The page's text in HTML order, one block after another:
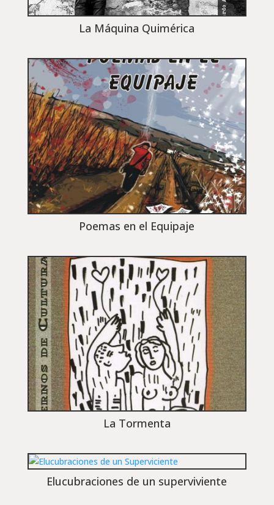
La Máquina Quimérica
Poemas en el Equipaje
La Tormenta
Elucubraciones de un superviviente